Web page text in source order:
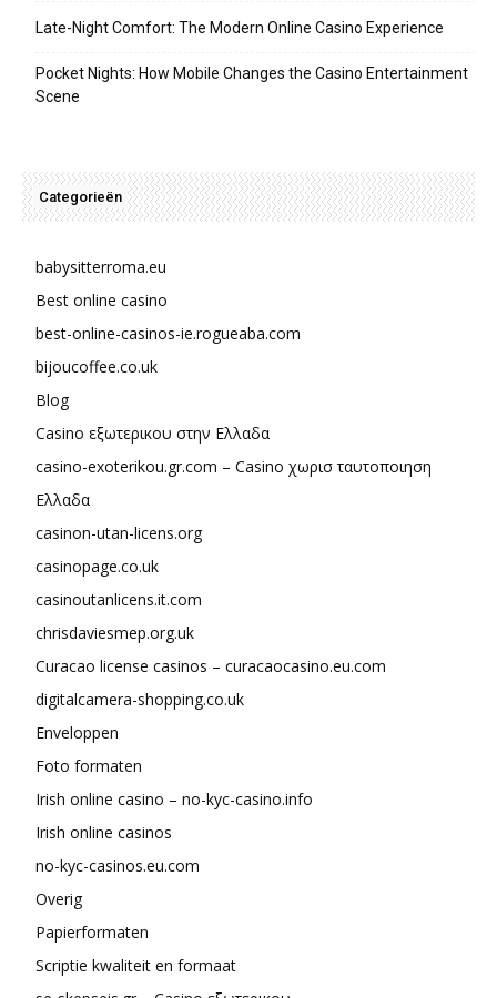
Late-Night Comfort: The Modern Online Casino Experience
Pocket Nights: How Mobile Changes the Casino Entertainment
Scene
Categorieën
babysitterroma.eu
Best online casino
best-online-casinos-ie.rogueaba.com
bijoucoffee.co.uk
Blog
Casino εξωτερικου στην Ελλαδα
casino-exoterikou.gr.com – Casino χωρισ ταυτοποιηση
Ελλαδα
casinon-utan-licens.org
casinopage.co.uk
casinoutanlicens.it.com
chrisdaviesmep.org.uk
Curacao license casinos – curacaocasino.eu.com
digitalcamera-shopping.co.uk
Enveloppen
Foto formaten
Irish online casino – no-kyc-casino.info
Irish online casinos
no-kyc-casinos.eu.com
Overig
Papierformaten
Scriptie kwaliteit en formaat